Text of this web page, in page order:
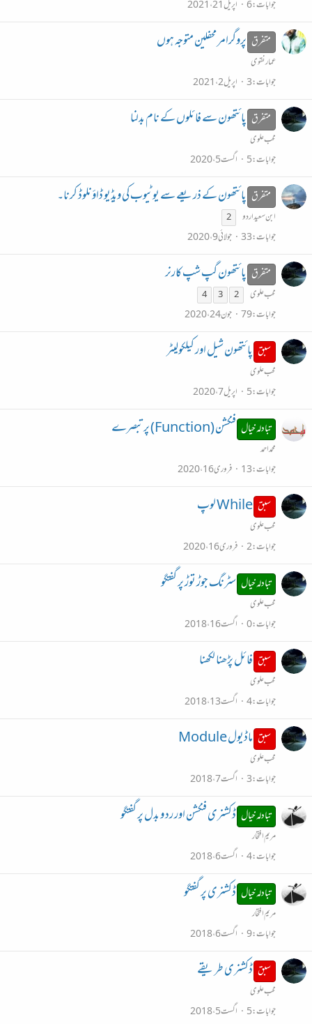
جوابات 6 اپریل 21، 2021
متفرق پروگرامر محفلین متوجہ ہوں
عمار نقوی
جوابات 3 اپریل 2، 2021
متفرق پائتھون سے فائلوں کے نام بدلنا
محب علوی
جوابات 5 اگست 5، 2020
متفرق پائتھون کے ذریعے سے یوٹیوب کی ویڈیو ڈاؤنلوڈ کرنا۔
ابن سعید اردو 2
جوابات 33 جولائی 9، 2020
متفرق پائتھون گپ شپ کارنر
محب علوی 2
3
4
جوابات 79 جون 24، 2020
سبق پائتھون شیل اور کیلکولیٹر
محب علوی
جوابات 5 اپریل 7، 2020
تبادلہ خیال فنکشن (Function) پر تبصرے
محمداحمد
جوابات 13 فروری 16، 2020
سبق While لوپ
محب علوی
جوابات 2 فروری 16، 2020
تبادلہ خیال سٹرنگ جوڑ توڑ پر گفتگو
محب علوی
جوابات 0 اگست 16، 2018
سبق فائل پڑھنا لکھنا
محب علوی
جوابات 4 اگست 13، 2018
سبق ماڈیول Module
محب علوی
جوابات 3 اگست 7، 2018
تبادلہ خیال ڈکشنری فنکشن اور رد و بدل پر گفتگو
مریم افتخار
جوابات 4 اگست 6، 2018
تبادلہ خیال ڈکشنری پر گفتگو
مریم افتخار
جوابات 9 اگست 6، 2018
سبق ڈکشنری طریقے
محب علوی
جوابات 5 اگست 5، 2018